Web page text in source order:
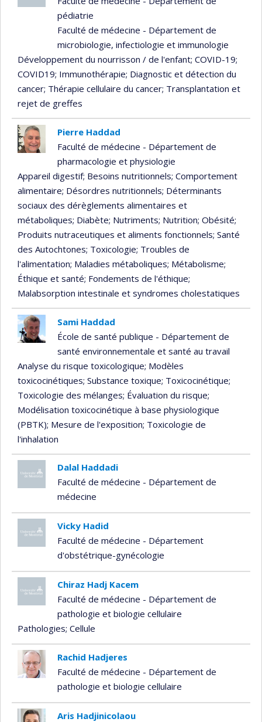
pédiatrie
Faculté de médecine - Département de
microbiologie, infectiologie et immunologie
Développement du nourrisson / de l'enfant; COVID-19;
COVID19; Immunothérapie; Diagnostic et détection du
cancer; Thérapie cellulaire du cancer; Transplantation et
rejet de greffes
Pierre Haddad
Faculté de médecine - Département de
pharmacologie et physiologie
Appareil digestif; Besoins nutritionnels; Comportement
alimentaire; Désordres nutritionnels; Déterminants
sociaux des dérèglements alimentaires et
métaboliques; Diabète; Nutriments; Nutrition; Obésité;
Produits nutraceutiques et aliments fonctionnels; Santé
des Autochtones; Toxicologie; Troubles de
l'alimentation; Maladies métaboliques; Métabolisme;
Éthique et santé; Fondements de l'éthique;
Malabsorption intestinale et syndromes cholestatiques
Sami Haddad
École de santé publique - Département de
santé environnementale et santé au travail
Analyse du risque toxicologique; Modèles
toxicocinétiques; Substance toxique; Toxicocinétique;
Toxicologie des mélanges; Évaluation du risque;
Modélisation toxicocinétique à base physiologique
(PBTK); Mesure de l'exposition; Toxicologie de
l'inhalation
Dalal Haddadi
Faculté de médecine - Département de
médecine
Vicky Hadid
Faculté de médecine - Département
d'obstétrique-gynécologie
Chiraz Hadj Kacem
Faculté de médecine - Département de
pathologie et biologie cellulaire
Pathologies; Cellule
Rachid Hadjeres
Faculté de médecine - Département de
pathologie et biologie cellulaire
Aris Hadjinicolaou